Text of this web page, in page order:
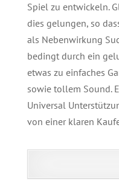
Spiel zu entwickeln.
dies gelungen, so
als Nebenwirkung
bedingt durch ein
etwas zu einfaches
sowie tollem Sound.
Universal
von einer klaren